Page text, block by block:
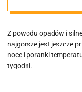
Z powodu opadów i
najgorsze jest jeszcze
noce i poranki
tygodni.